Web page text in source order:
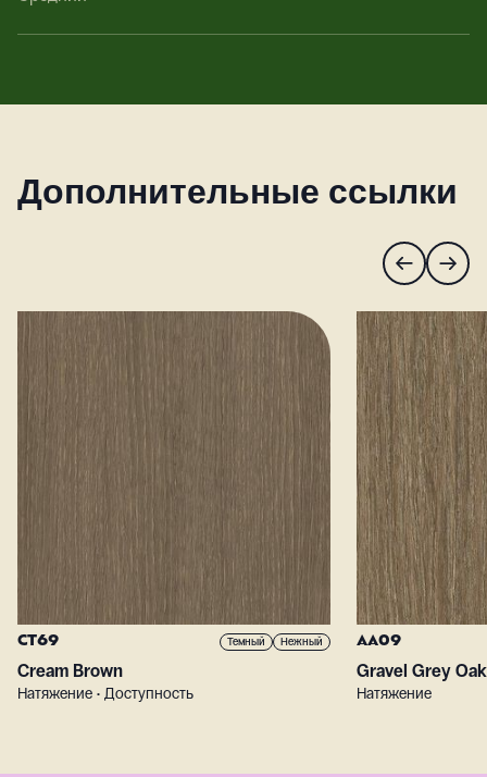
Дополнительные ссылки
CT69 Темный Нежный
Cream Brown
Натяжение • Доступность
AA09
Gravel Grey Oak
Натяжение